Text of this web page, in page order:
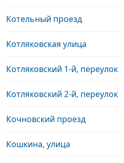
Котельный проезд
Котляковская улица
Котляковский 1-й, переулок
Котляковский 2-й, переулок
Кочновский проезд
Кошкина, улица